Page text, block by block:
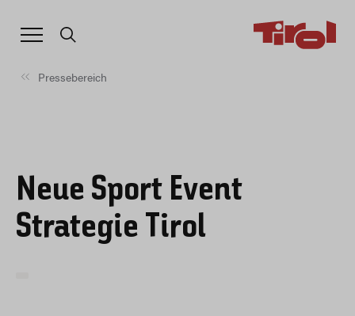
Pressebereich
Neue Sport Event
Strategie Tirol